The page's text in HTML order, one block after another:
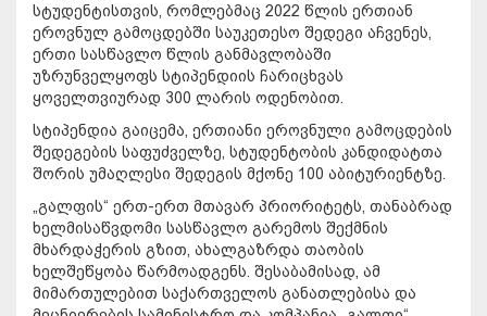
სტუდენტისთვის, რომლებმაც 2022 წლის ერთიან
ეროვნულ გამოცდებში საუკეთესო შედეგი აჩვენეს,
ერთი სასწავლო წლის განმავლობაში
უზრუნველყოფს სტიპენდიის ჩარიცხვას
ყოველთვიურად 300 ლარის ოდენობით.
სტიპენდია გაიცემა, ერთიანი ეროვნული გამოცდების
შედეგების საფუძველზე, სტუდენტობის კანდიდატთა
შორის უმაღლესი შედეგის მქონე 100 აბიტურიენტზე.
„გალფის“ ერთ-ერთ მთავარ პრიორიტეტს, თანაბრად
ხელმისაწვდომი სასწავლო გარემოს შექმნის
მხარდაჭერის გზით, ახალგაზრდა თაობის
ხელშეწყობა წარმოადგენს. შესაბამისად, ამ
მიმართულებით საქართველოს განათლებისა და